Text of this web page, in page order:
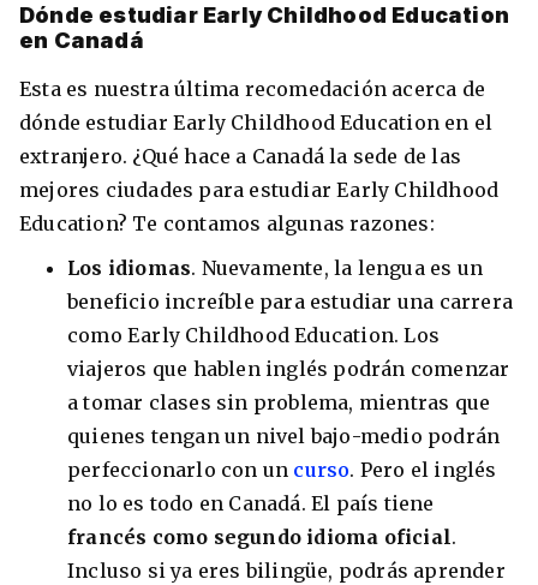
Dónde estudiar Early Childhood Education
en Canadá
Esta es nuestra última recomedación acerca de
dónde estudiar Early Childhood Education en el
extranjero. ¿Qué hace a Canadá la sede de las
mejores ciudades para estudiar Early Childhood
Education? Te contamos algunas razones:
Los idiomas. Nuevamente, la lengua es un
beneficio increíble para estudiar una carrera
como Early Childhood Education. Los
viajeros que hablen inglés podrán comenzar
a tomar clases sin problema, mientras que
quienes tengan un nivel bajo-medio podrán
perfeccionarlo con un curso. Pero el inglés
no lo es todo en Canadá. El país tiene
francés como segundo idioma oficial.
Incluso si ya eres bilingüe, podrás aprender